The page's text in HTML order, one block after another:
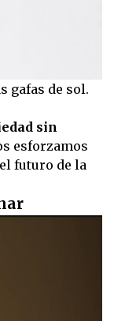
gafas de sol.
sin
esforzamos
futuro de la